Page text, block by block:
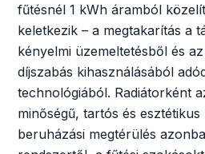
fűtésnél 1 kWh áramból
keletkezik – a megtakarítás a
kényelmi üzemeltetésből és
díjszabás kihasználásából
technológiából. Radiátorként
minőségű, tartós és esztétikus
beruházási megtérülés